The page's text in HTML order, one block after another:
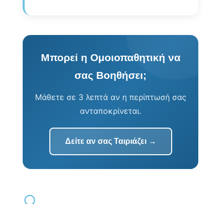
Μπορεί η Ομοιοπαθητική να
σας Βοηθήσει;
Μάθετε σε 3 λεπτά αν η περίπτωσή σας
ανταποκρίνεται.
Δείτε αν σας Ταιριάζει →